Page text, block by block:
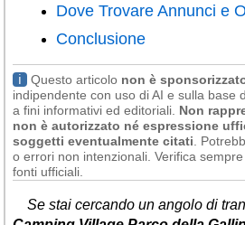
Dove Trovare Annunci e
Conclusione
ℹ Questo articolo non è
indipendente con uso di AI e sulla base
a fini informativi ed editoriali. Non
non è autorizzato né espressione
soggetti eventualmente citati .
o errori non intenzionali. Verifica
fonti ufficiali.
Se stai cercando un angolo di